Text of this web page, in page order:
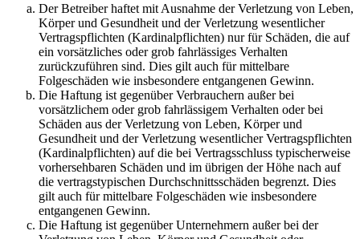
Der Betreiber haftet mit Ausnahme der Verletzung von Leben,
Körper und Gesundheit und der Verletzung wesentlicher
Vertragspflichten (Kardinalpflichten) nur für Schäden, die auf
ein vorsätzliches oder grob fahrlässiges Verhalten
zurückzuführen sind. Dies gilt auch für mittelbare
Folgeschäden wie insbesondere entgangenen Gewinn.
Die Haftung ist gegenüber Verbrauchern außer bei
vorsätzlichem oder grob fahrlässigem Verhalten oder bei
Schäden aus der Verletzung von Leben, Körper und
Gesundheit und der Verletzung wesentlicher Vertragspflichten
(Kardinalpflichten) auf die bei Vertragsschluss typischerweise
vorhersehbaren Schäden und im übrigen der Höhe nach auf
die vertragstypischen Durchschnittsschäden begrenzt. Dies
gilt auch für mittelbare Folgeschäden wie insbesondere
entgangenen Gewinn.
Die Haftung ist gegenüber Unternehmern außer bei der